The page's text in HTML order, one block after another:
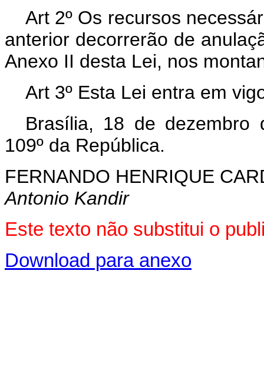
Art 2º Os recursos
anterior decorrerão de
Anexo II desta Lei, nos
Art 3º Esta Lei entra em
Brasília, 18 de dezembro
109º da República.
FERNANDO HENRIQUE
Antonio Kandir
Este texto não substitui o
Download para anexo